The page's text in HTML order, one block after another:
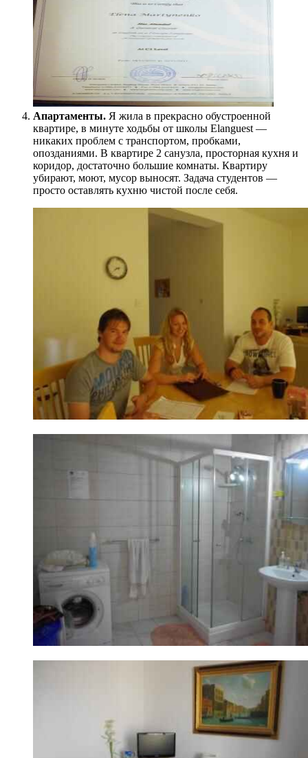
Апартаменты. Я жила в прекрасно обустроенной
квартире, в минуте ходьбы от школы Elanguest —
никаких проблем с транспортом, пробками,
опозданиями. В квартире 2 санузла, просторная кухня и
коридор, достаточно большие комнаты. Квартиру
убирают, моют, мусор выносят. Задача студентов —
просто оставлять кухню чистой после себя.